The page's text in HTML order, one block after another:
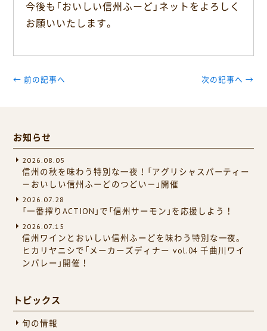
今後も「おいしい信州ふーど」ネットをよろしく
お願いいたします。
← 前の記事へ 次の記事へ →
お知らせ
2026.08.05
信州の秋を味わう特別な一夜！「アグリシャスパーティー
－おいしい信州ふーどのつどい－」開催
2026.07.28
「一番搾りACTION」で「信州サーモン」を応援しよう！
2026.07.15
信州ワインとおいしい信州ふーどを味わう特別な一夜。
ヒカリヤニシで「メーカーズディナー vol.04 千曲川ワイ
ンバレー」開催！
トピックス
旬の情報